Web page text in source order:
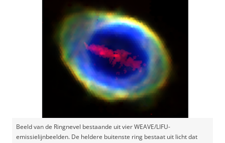
Beeld van de Ringnevel bestaande uit vier WEAVE/LIFU-
emissielijnbeelden. De heldere buitenste ring bestaat uit licht dat